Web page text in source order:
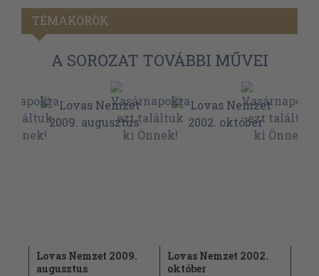
TÉMAKÖRÖK
A SOROZAT TOVÁBBI MŰVEI
Lovas Nemzet 2009.
augusztus
Lovas Nemzet 2002.
október